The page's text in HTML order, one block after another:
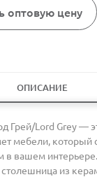
оптовую цену
ОПИСАНИЕ
Грей/Lord Grey —
мебели, который
в вашем
столешница из